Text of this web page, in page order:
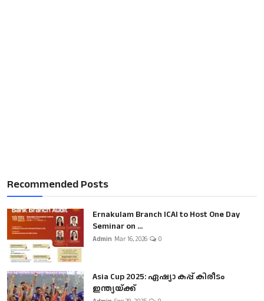
Recommended Posts
Ernakulam Branch ICAI to Host One Day
Seminar on ...
Admin Mar 16, 2026 0
Asia Cup 2025: ഏഷ്യാ കപ്പ് കിരീടം
ഇന്ത്യയ്ക്ക്